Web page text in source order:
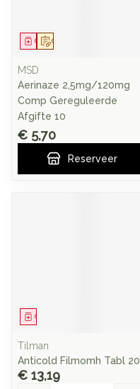
Op voorschrift
Geneesmiddel
MSD
Aerinaze 2,5mg/120mg
Comp Gereguleerde
Afgifte 10
€ 5,70
Reserveer
Geneesmiddel
Tilman
Anticold Filmomh Tabl 20
€ 13,19